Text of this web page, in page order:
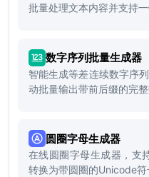
批量处理文本内容并支持一
数字序列批量生成器
智能生成等差连续数字序
动批量输出带前后缀的完整
圆圈字母生成器
在线圆圈字母生成器，支
转换为带圆圈的Unicode符